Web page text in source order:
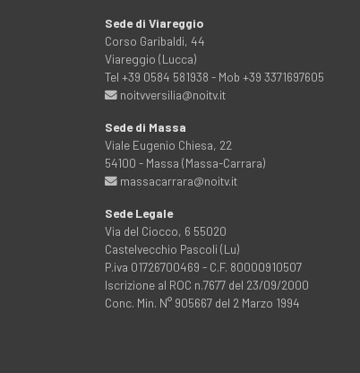
Sede di Viareggio
Corso Garibaldi, 44
Viareggio (Lucca)
Tel +39 0584 581938 - Mob +39 3371697605
noitvversilia@noitv.it
Sede di Massa
Viale Eugenio Chiesa, 22
54100 - Massa (Massa-Carrara)
massacarrara@noitv.it
Sede Legale
Via del Ciocco, 6 55020
Castelvecchio Pascoli (Lu)
P.iva 01726700469 - C.F. 80000910507
Iscrizione al ROC n.7677 del 23/09/2000
Conc. Min. N° 905667 del 2 Marzo 1994